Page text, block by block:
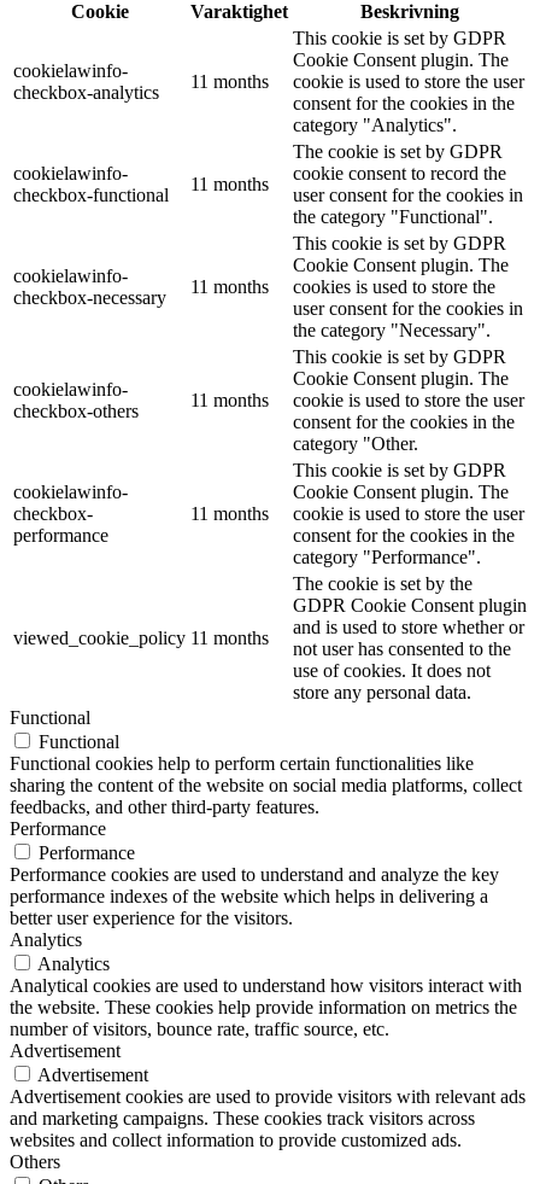
Cookie
Varaktighet Beskrivning
cookielawinfo-
checkbox-analytics
11 months
This cookie is set by GDPR
Cookie Consent plugin. The
cookie is used to store the user
consent for the cookies in the
category "Analytics".
cookielawinfo-
checkbox-functional
11 months
The cookie is set by GDPR
cookie consent to record the
user consent for the cookies in
the category "Functional".
cookielawinfo-
checkbox-necessary
11 months
This cookie is set by GDPR
Cookie Consent plugin. The
cookies is used to store the
user consent for the cookies in
the category "Necessary".
cookielawinfo-
checkbox-others
11 months
This cookie is set by GDPR
Cookie Consent plugin. The
cookie is used to store the user
consent for the cookies in the
category "Other.
cookielawinfo-
checkbox-
performance
11 months
This cookie is set by GDPR
Cookie Consent plugin. The
cookie is used to store the user
consent for the cookies in the
category "Performance".
viewed_cookie_policy 11 months
The cookie is set by the
GDPR Cookie Consent plugin
and is used to store whether or
not user has consented to the
use of cookies. It does not
store any personal data.
Functional
Functional
Functional cookies help to perform certain functionalities like
sharing the content of the website on social media platforms, collect
feedbacks, and other third-party features.
Performance
Performance
Performance cookies are used to understand and analyze the key
performance indexes of the website which helps in delivering a
better user experience for the visitors.
Analytics
Analytics
Analytical cookies are used to understand how visitors interact with
the website. These cookies help provide information on metrics the
number of visitors, bounce rate, traffic source, etc.
Advertisement
Advertisement
Advertisement cookies are used to provide visitors with relevant ads
and marketing campaigns. These cookies track visitors across
websites and collect information to provide customized ads.
Others